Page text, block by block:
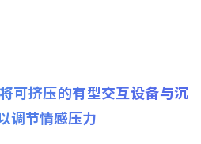
可挤压的有型交互设备与沉
调节情感压力